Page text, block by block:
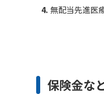
無配当先進医
保険金な